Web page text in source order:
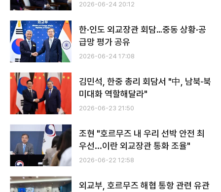
2026-06-24 20:12
한·인도 외교장관 회담…중동 상황·공
급망 평가 공유
2026-06-24 17:08
김민석, 한중 총리 회담서 "中, 남북·북
미대화 역할해달라"
2026-06-23 21:50
조현 "호르무즈 내 우리 선박 안전 최
우선...이란 외교장관 통화 조율"
2026-06-22 12:58
외교부, 호르무즈 해협 통항 관련 유관